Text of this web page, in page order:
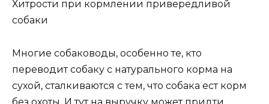
Хитрости при кормлении привередливой
собаки
Многие собаководы, особенно те, кто
переводит собаку с натурального корма на
сухой, сталкиваются с тем, что собака ест корм
без охоты. И тут на выручку может придти